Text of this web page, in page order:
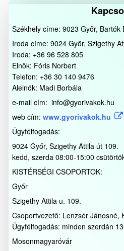
Székhely címe: 9023 Győr, Bartók
Iroda címe: 9024 Győr, Szigethy
Iroda: +36 96 528 805
Elnök: Fóris Norbert
Telefon: +36 30 140 9476
Alelnök: Madi Borbála
e-mail cím: info@gyorivakok.hu
web cím: www.gyorivakok.hu
Ügyfélfogadás:
9024 Győr, Szigethy Attila út 109.
kedd, szerda 08:00-15:00
KISTÉRSÉGI CSOPORTOK:
Győr
Szigethy Attila u. 109.
Csoportvezető: Lenzsér Jánosné,
Ügyfélfogadás: minden szerdán
Mosonmagyaróvár